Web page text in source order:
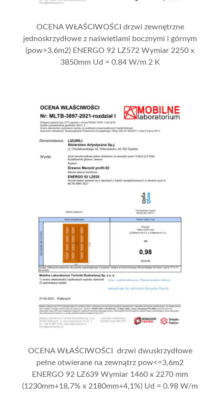
OCENA WŁAŚCIWOŚCI drzwi zewnętrzne
jednoskrzydłowe z naświetlami bocznymi i górnym
(pow>3,6m2) ENERGO 92 LZ572 Wymiar 2250 x
3850mm Ud = 0.84 W/m 2 K
OCENA WŁAŚCIWOŚCI drzwi dwuskrzydłowe
pełne otwierane na zewnątrz pow<=3,6m2
ENERGO 92 LZ639 Wymiar 1460 x 2270 mm
(1230mm+18,7% x 2180mm+4,1%) Ud = 0.98 W/m